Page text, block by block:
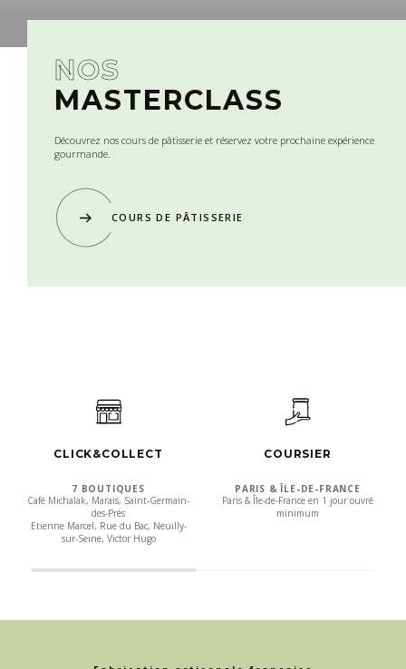
NOS
MASTERCLASS
Découvrez nos cours de pâtisserie et réservez votre prochaine expérience
gourmande.
COURS DE PÂTISSERIE
CLICK&COLLECT
7 BOUTIQUES
Café Michalak, Marais, Saint-Germain-
des-Prés
Etienne Marcel, Rue du Bac, Neuilly-
sur-Seine, Victor Hugo
COURSIER
PARIS & ÎLE-DE-FRANCE
Paris & Île-de-France en 1 jour ouvré
minimum